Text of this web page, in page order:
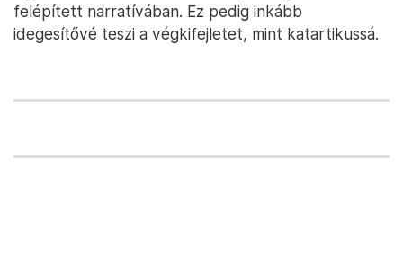
felépített narratívában. Ez pedig inkább
idegesítővé teszi a végkifejletet, mint katartikussá.